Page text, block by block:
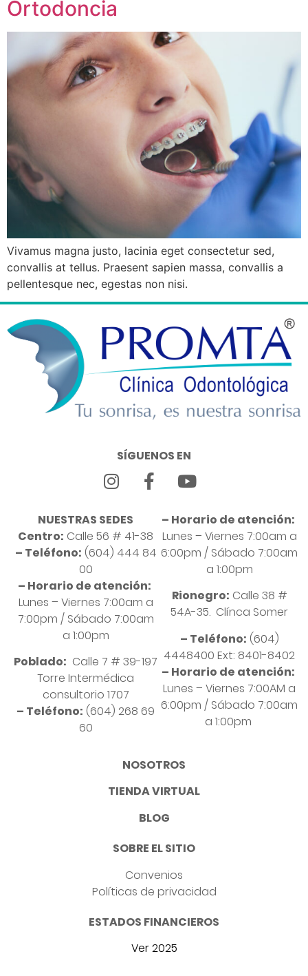
Ortodoncia
Vivamus magna justo, lacinia eget consectetur sed,
convallis at tellus. Praesent sapien massa, convallis a
pellentesque nec, egestas non nisi.
SÍGUENOS EN
NUESTRAS SEDES
Centro: Calle 56 # 41-38
– Teléfono: (604) 444 84
00
– Horario de atención:
Lunes – Viernes 7:00am a
7:00pm / Sábado 7:00am
a 1:00pm
Poblado: Calle 7 # 39-197
Torre Intermédica
consultorio 1707
– Teléfono: (604) 268 69
60
– Horario de atención:
Lunes – Viernes 7:00am a
6:00pm / Sábado 7:00am
a 1:00pm
Rionegro: Calle 38 #
54A-35. Clínca Somer
– Teléfono: (604)
4448400 Ext: 8401-8402
– Horario de atención:
Lunes – Viernes 7:00AM a
6:00pm / Sábado 7:00am
a 1:00pm
NOSOTROS
TIENDA VIRTUAL
BLOG
SOBRE EL SITIO
Convenios
Políticas de privacidad
ESTADOS FINANCIEROS
Ver 2025